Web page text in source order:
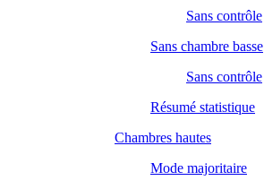
Sans contrôle
Sans chambre basse
Sans contrôle
Résumé statistique
Chambres hautes
Mode majoritaire